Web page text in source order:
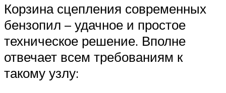
Корзина сцепления современных
бензопил – удачное и простое
техническое решение. Вполне
отвечает всем требованиям к
такому узлу: